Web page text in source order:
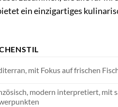
ein einzigartiges
mit Fokus auf frischen
modern interpretiert, mit